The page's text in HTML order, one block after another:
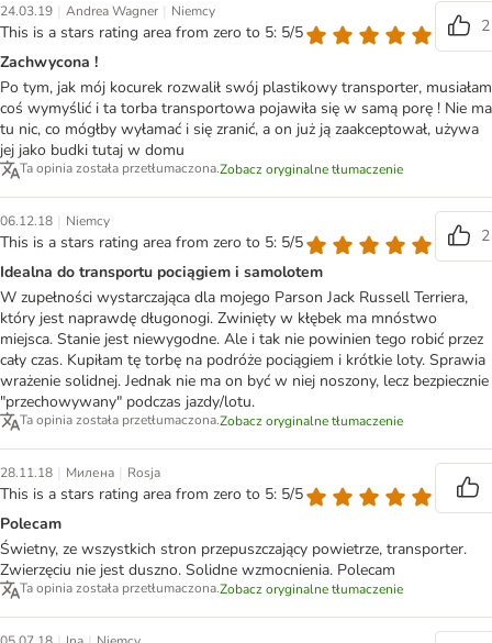
24.03.19 | Andrea Wagner | Niemcy
This is a stars rating area from zero to 5: 5/5
2
Zachwycona !
Po tym, jak mój kocurek rozwalił swój plastikowy transporter, musiałam
coś wymyślić i ta torba transportowa pojawiła się w samą porę ! Nie ma
tu nic, co mógłby wyłamać i się zranić, a on już ją zaakceptował, używa
jej jako budki tutaj w domu
Ta opinia została przetłumaczona.Zobacz oryginalne tłumaczenie
06.12.18 | Niemcy
This is a stars rating area from zero to 5: 5/5
2
Idealna do transportu pociągiem i samolotem
W zupełności wystarczająca dla mojego Parson Jack Russell Terriera,
który jest naprawdę długonogi. Zwinięty w kłębek ma mnóstwo
miejsca. Stanie jest niewygodne. Ale i tak nie powinien tego robić przez
cały czas. Kupiłam tę torbę na podróże pociągiem i krótkie loty. Sprawia
wrażenie solidnej. Jednak nie ma on być w niej noszony, lecz bezpiecznie
"przechowywany" podczas jazdy/lotu.
Ta opinia została przetłumaczona.Zobacz oryginalne tłumaczenie
28.11.18 | Милена | Rosja
This is a stars rating area from zero to 5: 5/5
Polecam
Świetny, ze wszystkich stron przepuszczający powietrze, transporter.
Zwierzęciu nie jest duszno. Solidne wzmocnienia. Polecam
Ta opinia została przetłumaczona.Zobacz oryginalne tłumaczenie